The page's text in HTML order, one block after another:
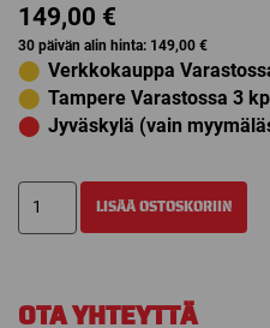
149,00 €
30 päivän alin hinta: 149,00 €
⬤ Verkkokauppa
⬤ Tampere Varastossa 3
⬤ Jyväskylä (vain
STEP
SIGNATURELISÄÄ OSTOSKORIIN
OTA YHTEYTTÄ